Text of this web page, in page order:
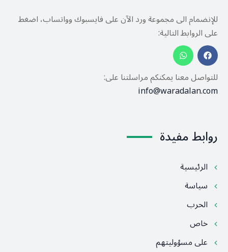
للإنضمام الى مجموعة ورد الآن على فايسبوك وواتساب، اضغط
على الروابط التالية:
للتواصل معنا يمكنكم مراسلتنا على:
info@waradalan.com
روابط مفيدة
الرئيسية
سياسة
الحرب
خاص
على مسؤوليتهم